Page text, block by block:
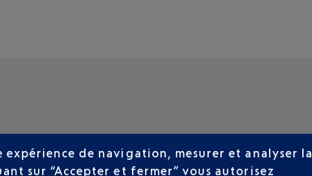
de navigation, mesurer et analyser la
sur “Accepter et fermer” vous autorisez